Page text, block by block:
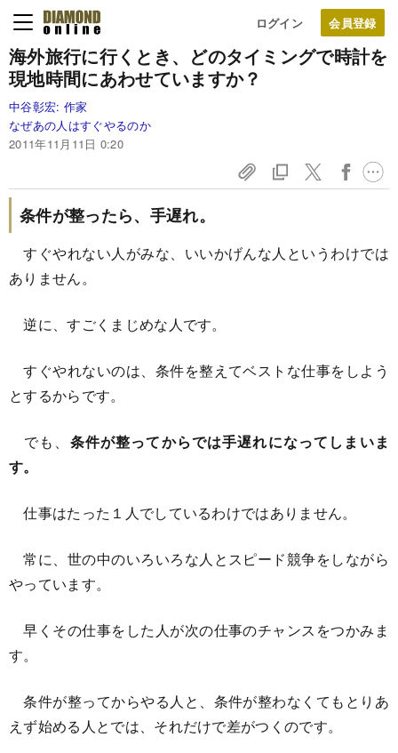
ログイン
海外旅行に行くとき、どのタイミングで時計を
現地時間にあわせていますか？
中谷彰宏: 作家
なぜあの人はすぐやるのか
2011年11月11日 0:20
条件が整ったら、手遅れ。
すぐやれない人がみな、いいかげんな人というわけでは
ありません。
逆に、すごくまじめな人です。
すぐやれないのは、条件を整えてベストな仕事をしよう
とするからです。
でも、 条件が整ってからでは手遅れになってしまいま
す。
仕事はたった１人でしているわけではありません。
常に、世の中のいろいろな人とスピード競争をしながら
やっています。
早くその仕事をした人が次の仕事のチャンスをつかみま
す。
条件が整ってからやる人と、条件が整わなくてもとりあ
えず始める人とでは、それだけで差がつくのです。